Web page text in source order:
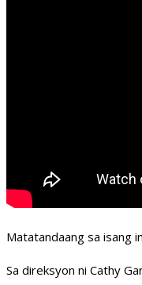
Matatandaang sa isang
Sa direksyon ni Cathy